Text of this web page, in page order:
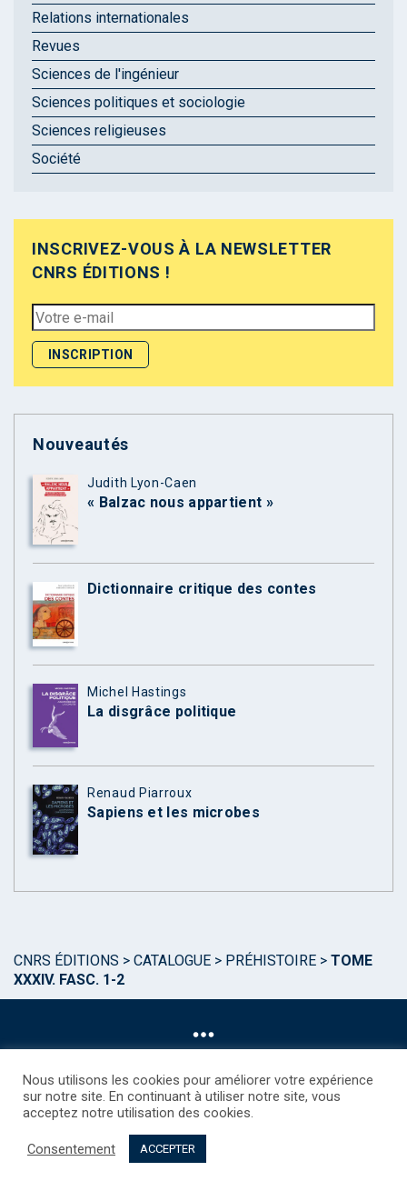
Relations internationales
Revues
Sciences de l'ingénieur
Sciences politiques et sociologie
Sciences religieuses
Société
INSCRIVEZ-VOUS À LA NEWSLETTER
CNRS ÉDITIONS !
Nouveautés
Judith Lyon-Caen
« Balzac nous appartient »
Dictionnaire critique des contes
Michel Hastings
La disgrâce politique
Renaud Piarroux
Sapiens et les microbes
CNRS ÉDITIONS > CATALOGUE > PRÉHISTOIRE > TOME
XXXIV. FASC. 1-2
©CNRS EDITIONS 2025
Droits étrangers / Foreign rights
Nous utilisons les cookies pour améliorer votre expérience
sur notre site. En continuant à utiliser notre site, vous
acceptez notre utilisation des cookies.
Consentement ACCEPTER